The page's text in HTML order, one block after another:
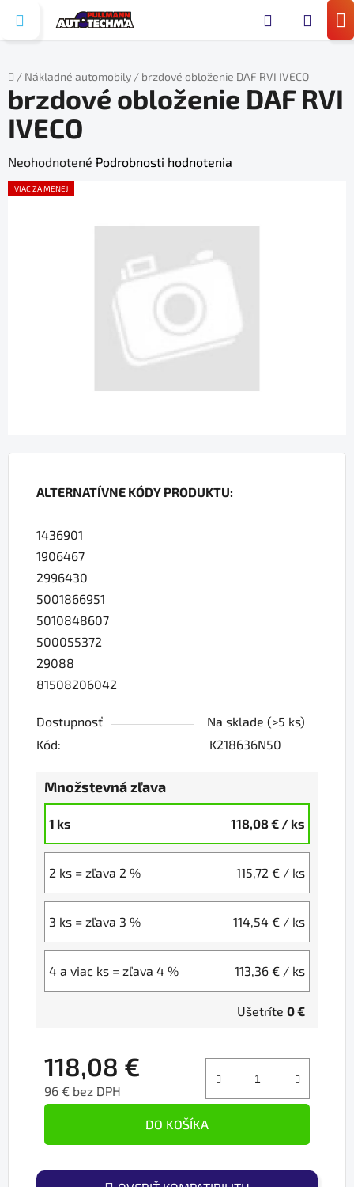
obsah
Domov
/ Nákladné automobily / brzdové obloženie DAF RVI IVECO
ALTERNATÍVNE KÓDY PRODUKTU:
1436901
1906467
2996430
5001866951
5010848607
500055372
29088
81508206042
Dostupnosť Na sklade (>5 ks)
Kód:
K218636N50
Množstevná zľava
1 ks 118,08 € / ks
2 ks = zľava 2 % 115,72 € / ks
3 ks = zľava 3 % 114,54 € / ks
4 a viac ks = zľava 4 % 113,36 € / ks
Ušetríte 0 €
118,08 €
96 € bez DPH
DO KOŠÍKA
brzdové obloženie DAF RVI
IVECO
Priemerné
hodnotenie
Neohodnotené Podrobnosti hodnotenia
VIAC ZA MENEJ